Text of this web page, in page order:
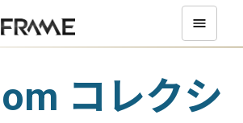
コレクシ